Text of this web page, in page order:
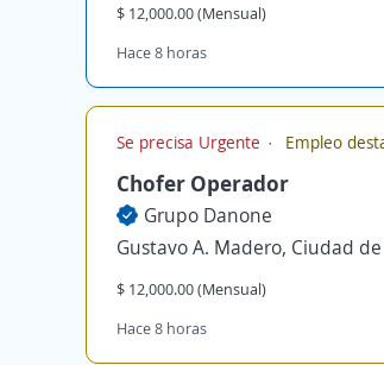
$ 12,000.00 (Mensual)
Hace 8 horas
Se precisa Urgente Empleo
Chofer Operador
Grupo Danone
Gustavo A. Madero, Ciudad
$ 12,000.00 (Mensual)
Hace 8 horas